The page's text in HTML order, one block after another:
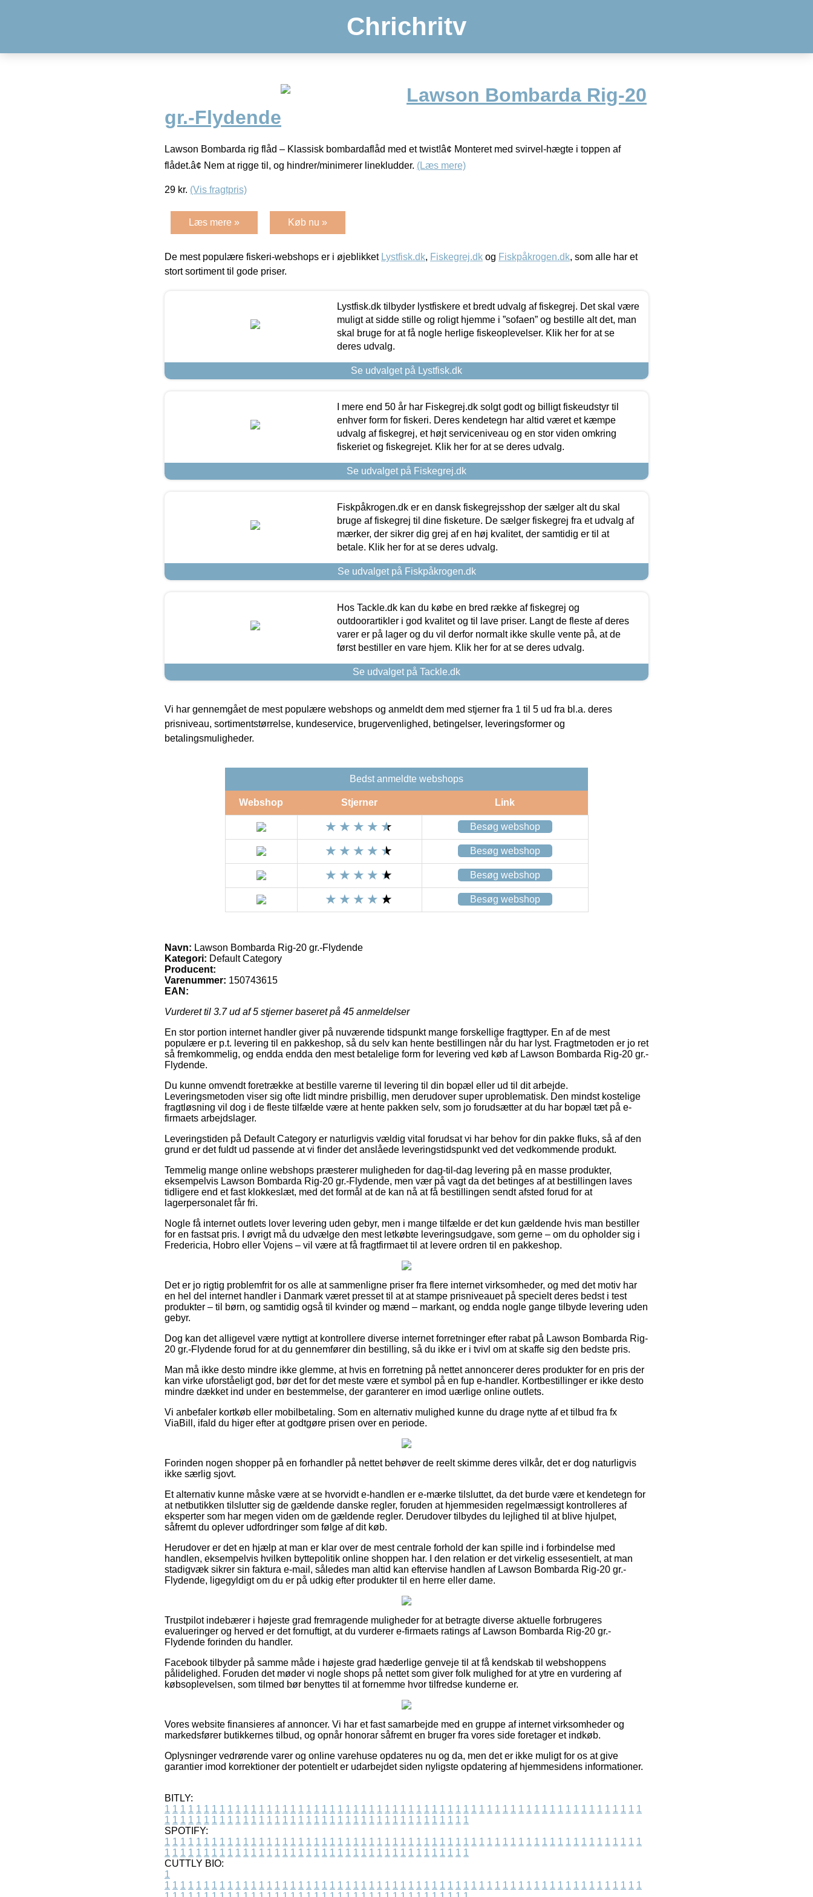
Chrichritv
Lawson Bombarda Rig-20
gr.-Flydende
Lawson Bombarda rig flåd – Klassisk bombardaflåd med et twist!â¢ Monteret med svirvel-hægte i toppen af
flådet.â¢ Nem at rigge til, og hindrer/minimerer linekludder. (Læs mere)
29 kr. (Vis fragtpris)
Læs mere » Køb nu »
De mest populære fiskeri-webshops er i øjeblikket Lystfisk.dk, Fiskegrej.dk og Fiskpåkrogen.dk, som alle har et
stort sortiment til gode priser.
Lystfisk.dk tilbyder lystfiskere et bredt udvalg af fiskegrej. Det skal være
muligt at sidde stille og roligt hjemme i ”sofaen” og bestille alt det, man
skal bruge for at få nogle herlige fiskeoplevelser. Klik her for at se
deres udvalg.
Se udvalget på Lystfisk.dk
I mere end 50 år har Fiskegrej.dk solgt godt og billigt fiskeudstyr til
enhver form for fiskeri. Deres kendetegn har altid været et kæmpe
udvalg af fiskegrej, et højt serviceniveau og en stor viden omkring
fiskeriet og fiskegrejet. Klik her for at se deres udvalg.
Se udvalget på Fiskegrej.dk
Fiskpåkrogen.dk er en dansk fiskegrejsshop der sælger alt du skal
bruge af fiskegrej til dine fisketure. De sælger fiskegrej fra et udvalg af
mærker, der sikrer dig grej af en høj kvalitet, der samtidig er til at
betale. Klik her for at se deres udvalg.
Se udvalget på Fiskpåkrogen.dk
Hos Tackle.dk kan du købe en bred række af fiskegrej og
outdoorartikler i god kvalitet og til lave priser. Langt de fleste af deres
varer er på lager og du vil derfor normalt ikke skulle vente på, at de
først bestiller en vare hjem. Klik her for at se deres udvalg.
Se udvalget på Tackle.dk
Vi har gennemgået de mest populære webshops og anmeldt dem med stjerner fra 1 til 5 ud fra bl.a. deres
prisniveau, sortimentstørrelse, kundeservice, brugervenlighed, betingelser, leveringsformer og
betalingsmuligheder.
Bedst anmeldte webshops
Webshop Stjerner Link
Besøg webshop
Besøg webshop
Besøg webshop
Besøg webshop
Navn: Lawson Bombarda Rig-20 gr.-Flydende
Kategori: Default Category
Producent:
Varenummer: 150743615
EAN:
Vurderet til 3.7ud af 5 stjerner baseret på 45 anmeldelser
En stor portion internet handler giver på nuværende tidspunkt mange forskellige fragttyper. En af de mest
populære er p.t. levering til en pakkeshop, så du selv kan hente bestillingen når du har lyst. Fragtmetoden er jo ret
så fremkommelig, og endda endda den mest betalelige form for levering ved køb af Lawson Bombarda Rig-20 gr.-
Flydende.
Du kunne omvendt foretrække at bestille varerne til levering til din bopæl eller ud til dit arbejde.
Leveringsmetoden viser sig ofte lidt mindre prisbillig, men derudover super uproblematisk. Den mindst kostelige
fragtløsning vil dog i de fleste tilfælde være at hente pakken selv, som jo forudsætter at du har bopæl tæt på e-
firmaets arbejdslager.
Leveringstiden på Default Category er naturligvis vældig vital forudsat vi har behov for din pakke fluks, så af den
grund er det fuldt ud passende at vi finder det anslåede leveringstidspunkt ved det vedkommende produkt.
Temmelig mange online webshops præsterer muligheden for dag-til-dag levering på en masse produkter,
eksempelvis Lawson Bombarda Rig-20 gr.-Flydende, men vær på vagt da det betinges af at bestillingen laves
tidligere end et fast klokkeslæt, med det formål at de kan nå at få bestillingen sendt afsted forud for at
lagerpersonalet får fri.
Nogle få internet outlets lover levering uden gebyr, men i mange tilfælde er det kun gældende hvis man bestiller
for en fastsat pris. I øvrigt må du udvælge den mest letkøbte leveringsudgave, som gerne – om du opholder sig i
Fredericia, Hobro eller Vojens – vil være at få fragtfirmaet til at levere ordren til en pakkeshop.
Det er jo rigtig problemfrit for os alle at sammenligne priser fra flere internet virksomheder, og med det motiv har
en hel del internet handler i Danmark været presset til at at stampe prisniveauet på specielt deres bedst i test
produkter – til børn, og samtidig også til kvinder og mænd – markant, og endda nogle gange tilbyde levering uden
gebyr.
Dog kan det alligevel være nyttigt at kontrollere diverse internet forretninger efter rabat på Lawson Bombarda Rig-
20 gr.-Flydende forud for at du gennemfører din bestilling, så du ikke er i tvivl om at skaffe sig den bedste pris.
Man må ikke desto mindre ikke glemme, at hvis en forretning på nettet annoncerer deres produkter for en pris der
kan virke uforståeligt god, bør det for det meste være et symbol på en fup e-handler. Kortbestillinger er ikke desto
mindre dækket ind under en bestemmelse, der garanterer en imod uærlige online outlets.
Vi anbefaler kortkøb eller mobilbetaling. Som en alternativ mulighed kunne du drage nytte af et tilbud fra fx
ViaBill, ifald du higer efter at godtgøre prisen over en periode.
Forinden nogen shopper på en forhandler på nettet behøver de reelt skimme deres vilkår, det er dog naturligvis
ikke særlig sjovt.
Et alternativ kunne måske være at se hvorvidt e-handlen er e-mærke tilsluttet, da det burde være et kendetegn for
at netbutikken tilslutter sig de gældende danske regler, foruden at hjemmesiden regelmæssigt kontrolleres af
eksperter som har megen viden om de gældende regler. Derudover tilbydes du lejlighed til at blive hjulpet,
såfremt du oplever udfordringer som følge af dit køb.
Herudover er det en hjælp at man er klar over de mest centrale forhold der kan spille ind i forbindelse med
handlen, eksempelvis hvilken byttepolitik online shoppen har. I den relation er det virkelig essesentielt, at man
stadigvæk sikrer sin faktura e-mail, således man altid kan eftervise handlen af Lawson Bombarda Rig-20 gr.-
Flydende, ligegyldigt om du er på udkig efter produkter til en herre eller dame.
Trustpilot indebærer i højeste grad fremragende muligheder for at betragte diverse aktuelle forbrugeres
evalueringer og herved er det fornuftigt, at du vurderer e-firmaets ratings af Lawson Bombarda Rig-20 gr.-
Flydende forinden du handler.
Facebook tilbyder på samme måde i højeste grad hæderlige genveje til at få kendskab til webshoppens
pålidelighed. Foruden det møder vi nogle shops på nettet som giver folk mulighed for at ytre en vurdering af
købsoplevelsen, som tilmed bør benyttes til at fornemme hvor tilfredse kunderne er.
Vores website finansieres af annoncer. Vi har et fast samarbejde med en gruppe af internet virksomheder og
markedsfører butikkernes tilbud, og opnår honorar såfremt en bruger fra vores side foretager et indkøb.
Oplysninger vedrørende varer og online varehuse opdateres nu og da, men det er ikke muligt for os at give
garantier imod korrektioner der potentielt er udarbejdet siden nyligste opdatering af hjemmesidens informationer.
BITLY:
1 1 1 1 1 1 1 1 1 1 1 1 1 1 1 1 1 1 1 1 1 1 1 1 1 1 1 1 1 1 1 1 1 1 1 1 1 1 1 1 1 1 1 1 1 1 1 1 1 1 1 1 1 1 1 1 1 1 1 1 1
1 1 1 1 1 1 1 1 1 1 1 1 1 1 1 1 1 1 1 1 1 1 1 1 1 1 1 1 1 1 1 1 1 1 1 1 1 1 1
SPOTIFY:
1 1 1 1 1 1 1 1 1 1 1 1 1 1 1 1 1 1 1 1 1 1 1 1 1 1 1 1 1 1 1 1 1 1 1 1 1 1 1 1 1 1 1 1 1 1 1 1 1 1 1 1 1 1 1 1 1 1 1 1 1
1 1 1 1 1 1 1 1 1 1 1 1 1 1 1 1 1 1 1 1 1 1 1 1 1 1 1 1 1 1 1 1 1 1 1 1 1 1 1
CUTTLY BIO:
1
1 1 1 1 1 1 1 1 1 1 1 1 1 1 1 1 1 1 1 1 1 1 1 1 1 1 1 1 1 1 1 1 1 1 1 1 1 1 1 1 1 1 1 1 1 1 1 1 1 1 1 1 1 1 1 1 1 1 1 1 1